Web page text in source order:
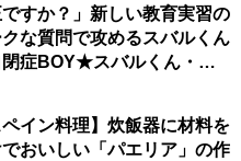
ですか？」新しい教育実習の
な質問で攻めるスバルくん
症BOY★スバルくん・
ペイン料理】炊飯器に材料を
おいしい「パエリア」の作